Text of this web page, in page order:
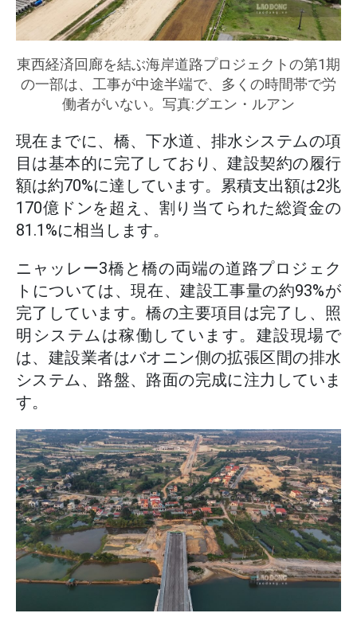
東西経済回廊を結ぶ海岸道路プロジェクトの第1期
の一部は、工事が中途半端で、多くの時間帯で労
働者がいない。写真:グエン・ルアン
現在までに、橋、下水道、排水システムの項
目は基本的に完了しており、建設契約の履行
額は約70%に達しています。累積支出額は2兆
170億ドンを超え、割り当てられた総資金の
81.1%に相当します。
ニャッレー3橋と橋の両端の道路プロジェク
トについては、現在、建設工事量の約93%が
完了しています。橋の主要項目は完了し、照
明システムは稼働しています。建設現場で
は、建設業者はバオニン側の拡張区間の排水
システム、路盤、路面の完成に注力していま
す。